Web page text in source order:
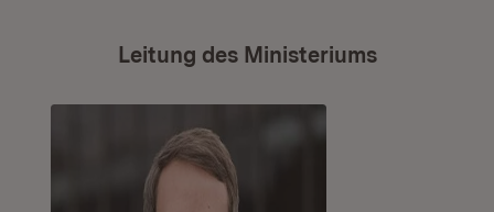
Leitung des Ministeriums